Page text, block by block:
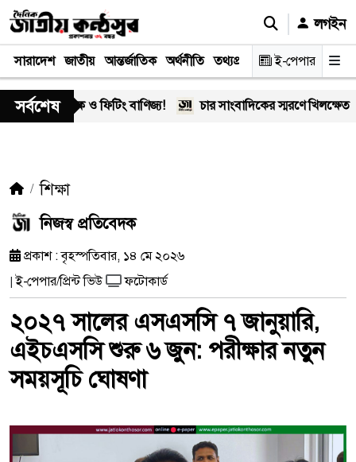
লগইন
সারাদেশ জাতীয় আন্তর্জাতিক অর্থনীতি তথ্যপ্রযুক্তি স্বাস্থ্য আইন-
ই-পেপার
সর্বশেষ
মাদক ও ফিটিং বাণিজ্য! চার সাংবাদিকের স্মরণে খিলক্ষেত প্রেস
শিক্ষা
নিজস্ব প্রতিবেদক
প্রকাশ : বৃহস্পতিবার, ১৪ মে ২০২৬
| ই-পেপার/প্রিন্ট ভিউ ফটোকার্ড
২০২৭ সালের এসএসসি ৭ জানুয়ারি,
এইচএসসি শুরু ৬ জুন: পরীক্ষার নতুন
সময়সূচি ঘোষণা